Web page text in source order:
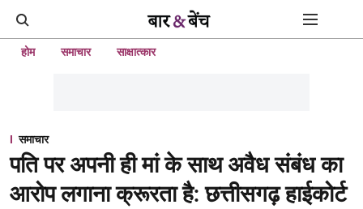
होम समाचार साक्षात्कार
समाचार
पति पर अपनी ही मां के साथ अवैध संबंध का
आरोप लगाना क्रूरता है: छत्तीसगढ़ हाईकोर्ट